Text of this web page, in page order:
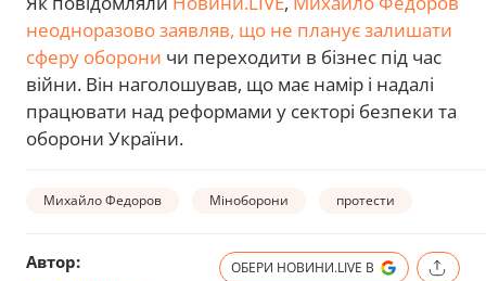
неодноразово заявляв, що не планує залишати
сферу оборони чи переходити в бізнес під час
війни. Він наголошував, що має намір і надалі
працювати над реформами у секторі безпеки та
оборони України.
Михайло Федоров Міноборони протести
Автор: ОБЕРИ НОВИНИ.LIVE В